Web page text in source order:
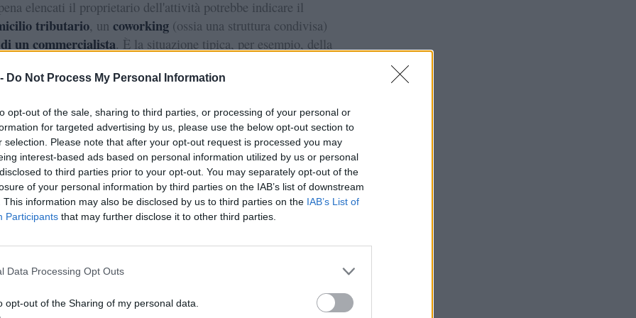
Do Not Process My Personal Information
opt-out of the sale, sharing to third parties, or processing of your personal or
for targeted advertising by us, please use the below opt-out section to
selection. Please note that after your opt-out request is processed you may
interest-based ads based on personal information utilized by us or personal
to third parties prior to your opt-out. You may separately opt-out of the
of your personal information by third parties on the IAB’s list of downstream
This information may also be disclosed by us to third parties on the IAB’s List of
Participants that may further disclose it to other third parties.
Data Processing Opt Outs
opt-out of the Sharing of my personal data.
elencati il proprietario dell'attività potrebbe indicare il
tributario, un coworking (ossia una struttura condivisa)
un commercialista. È la situazione tipica, per esempio, della
di locali appositamente dedicati alla gestione dell'impresa ma
legale e amministrativa: le
frequente coincidono in tutto o in parte, esistono degli elementi
ladocumentazionedi avvio, sapere dove pagare le